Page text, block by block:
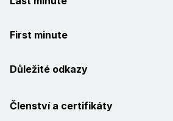
First minute
Důležité odkazy
Členství a certifikáty